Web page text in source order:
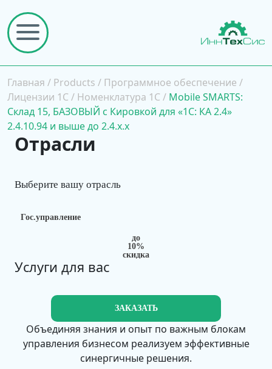
Главная / Products / Программное обеспечение /
Лицензии 1С / Номенклатура 1С / Mobile SMARTS:
Склад 15, БАЗОВЫЙ с Кировкой для «1С: КА 2.4»
2.4.10.94 и выше до 2.4.x.x
Отрасли
Гос.управление
Выберите вашу отрасль
до
10%
скидка
Услуги для вас
ЗАКАЗАТЬ
Объединяя знания и опыт по важным блокам
управления бизнесом реализуем эффективные
синергичные решения.